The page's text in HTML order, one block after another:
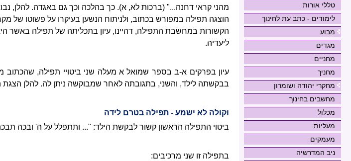
טללי אורות
לימודים - כתב עת לחינוך
מבוע
מגדים
מחניים
מחניך
מחקרי יהודה ושומרון
מחשבים בחינוך
מכלול
מעליות
מעמקים
ניב המדרשיה
מהני קראי דחנה..." (ברכות לא, א). כך בהלכה וכך גם באגדה. להלן,
הוצגה תפילה במפורש בכתוב, ולניתוח הנשען בעיקרו על פשוטו של
הקשורות במחשבת התפילה, דהיינו, עיון בתכליתה של תפילה באשר
ליעדיה.
עיון בפרקים א-ב בספר שמואל א מעלה שני ביטויי תפילה,
בבקשתה לילד, והשני, בתגובתה לאחר שמבוקשה ניתן לה. להלן הצגת
וקולה לא ישמע - תפילה בטרם לידה
ביטוי התפילה הראשון קשור לבקשת הילד: "... ותתפלל על ה' ובכה
בתפילה זו שני מרכיבים: